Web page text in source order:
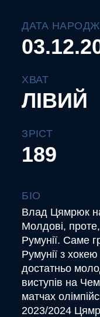
ДАТА
ХВАТ
ЛІВИЙ
ЗРІСТ
189
БІО
Влад Цямрюк
Молдові,
Румунії. Саме
Румунії з
достатньо
виступів на
матчах
2023/2024